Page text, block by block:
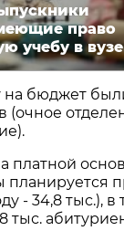
право
учебу в вузе
бюджет
(очное
платной
планируется
- 34,8 тыс.),
тыс.